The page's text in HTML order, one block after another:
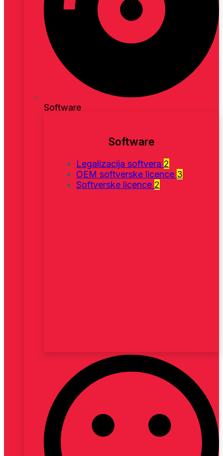
Software
Software
Legalizacija softvera 2
OEM softverske licence 3
Softverske licence 2